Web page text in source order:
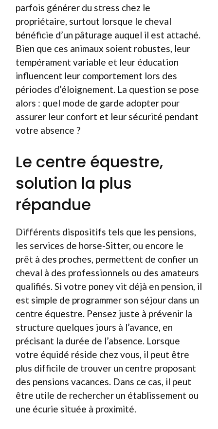
parfois générer du stress chez le
propriétaire, surtout lorsque le cheval
bénéficie d’un pâturage auquel il est attaché.
Bien que ces animaux soient robustes, leur
tempérament variable et leur éducation
influencent leur comportement lors des
périodes d’éloignement. La question se pose
alors : quel mode de garde adopter pour
assurer leur confort et leur sécurité pendant
votre absence ?
Le centre équestre,
solution la plus
répandue
Différents dispositifs tels que les pensions,
les services de horse-Sitter, ou encore le
prêt à des proches, permettent de confier un
cheval à des professionnels ou des amateurs
qualifiés. Si votre poney vit déjà en pension, il
est simple de programmer son séjour dans un
centre équestre. Pensez juste à prévenir la
structure quelques jours à l’avance, en
précisant la durée de l’absence. Lorsque
votre équidé réside chez vous, il peut être
plus difficile de trouver un centre proposant
des pensions vacances. Dans ce cas, il peut
être utile de rechercher un établissement ou
une écurie située à proximité.